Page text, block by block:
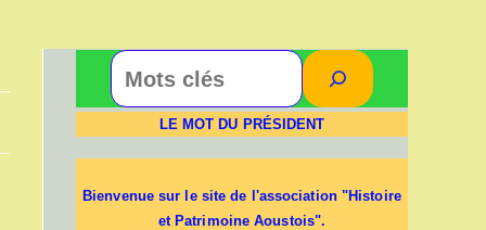
Rechercher
LE MOT DU PRÉSIDENT
Bienvenue sur le site de l'association "Histoire
et Patrimoine Aoustois".